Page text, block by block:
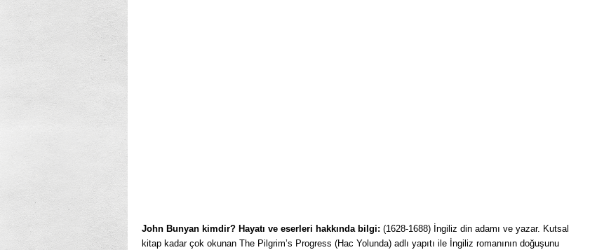
John Bunyan kimdir? Hayatı ve eserleri hakkında bilgi: (1628-1688) İngiliz din adamı ve yazar. Kutsal
kitap kadar çok okunan The Pilgrim’s Progress (Hac Yolunda) adlı yapıtı ile İngiliz romanının doğuşunu